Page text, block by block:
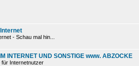
- Schau mal hin...
INTERNET UND SONSTIGE www. ABZOCKE
für Internetnutzer